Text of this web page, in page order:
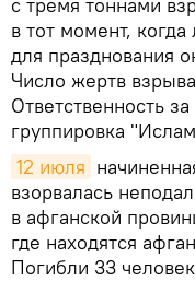
в тот момент,
для празднования
Число жертв
Ответственность
группировка
12 июля
взорвалась
в афганской
где находятся
Погибли 33